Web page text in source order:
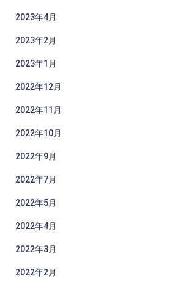
2023年4月
2023年2月
2023年1月
2022年12月
2022年11月
2022年10月
2022年9月
2022年7月
2022年5月
2022年4月
2022年3月
2022年2月